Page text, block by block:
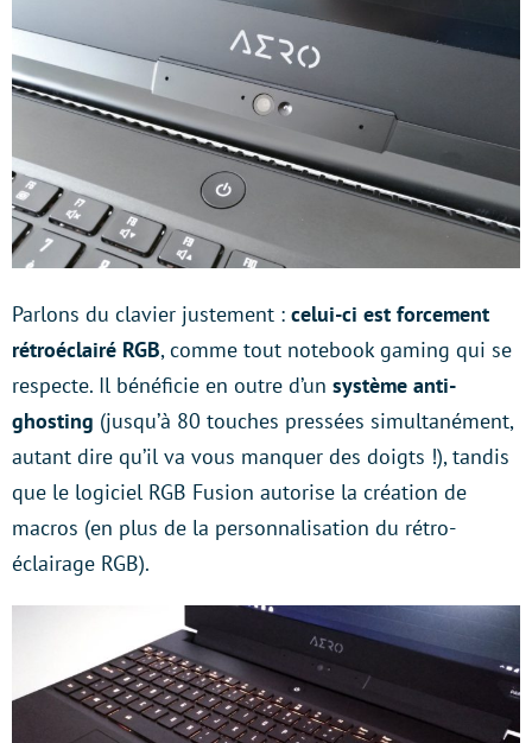
Parlons du clavier justement : celui-ci est forcement
rétroéclairé RGB, comme tout notebook gaming qui se
respecte. Il bénéficie en outre d’un système anti-
ghosting (jusqu’à 80 touches pressées simultanément,
autant dire qu’il va vous manquer des doigts !), tandis
que le logiciel RGB Fusion autorise la création de
macros (en plus de la personnalisation du rétro-
éclairage RGB).